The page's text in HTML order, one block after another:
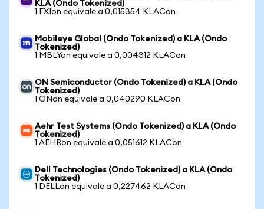
KLA (Ondo Tokenized)
1 FXIon equivale a 0,015354 KLACon
Mobileye Global (Ondo Tokenized) a KLA (Ondo
Tokenized)
1 MBLYon equivale a 0,004312 KLACon
ON Semiconductor (Ondo Tokenized) a KLA (Ondo
Tokenized)
1 ONon equivale a 0,040290 KLACon
Aehr Test Systems (Ondo Tokenized) a KLA (Ondo
Tokenized)
1 AEHRon equivale a 0,051612 KLACon
Dell Technologies (Ondo Tokenized) a KLA (Ondo
Tokenized)
1 DELLon equivale a 0,227462 KLACon